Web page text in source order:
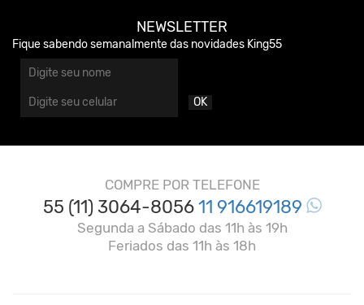
NEWSLETTER
Fique sabendo semanalmente das novidades King55
OK
COMPRE POR TELEFONE
55 (11) 3064-805611 916619189
Segunda a Sábado das 11h às 19h
Feriados das 11h às 18h